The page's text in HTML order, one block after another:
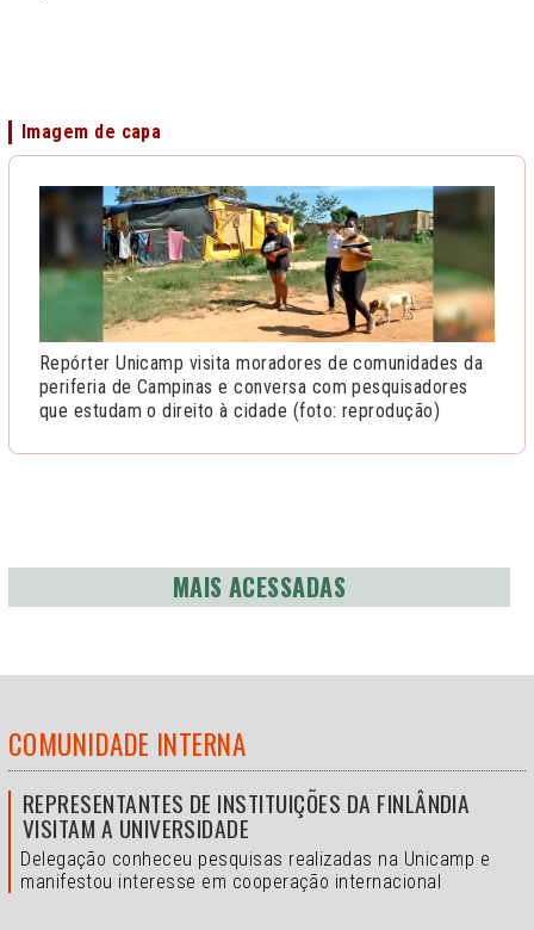
Imagem de capa
Repórter Unicamp visita moradores de comunidades da
periferia de Campinas e conversa com pesquisadores
que estudam o direito à cidade (foto: reprodução)
MAIS ACESSADAS
COMUNIDADE INTERNA
REPRESENTANTES DE INSTITUIÇÕES DA FINLÂNDIA
VISITAM A UNIVERSIDADE
Delegação conheceu pesquisas realizadas na Unicamp e
manifestou interesse em cooperação internacional